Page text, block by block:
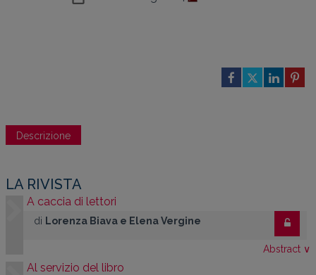
Descrizione
LA RIVISTA
A caccia di lettori
di Lorenza Biava e Elena Vergine
Abstract ∨
Al servizio del libro